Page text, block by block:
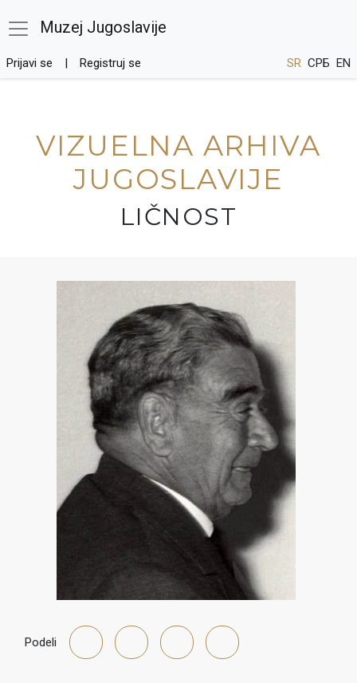
Muzej Jugoslavije
Prijavi se Registruj se SR СРБ EN
VIZUELNA ARHIVA
JUGOSLAVIJE
LIČNOST
Podeli